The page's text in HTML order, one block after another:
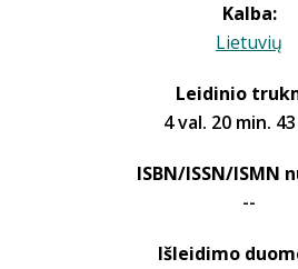
Kalba:
Lietuvių
Leidinio
4 val. 20 min.
ISBN/ISSN/ISMN
--
Išleidimo